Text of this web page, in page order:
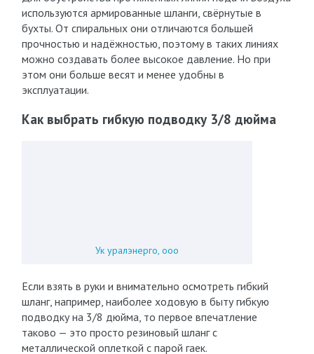
используются армированные шланги, свёрнутые в
бухты. От спиральных они отличаются большей
прочностью и надёжностью, поэтому в таких линиях
можно создавать более высокое давление. Но при
этом они больше весят и менее удобны в
эксплуатации.
Как выбрать гибкую подводку 3/8 дюйма
Ук уралэнерго, ооо
Если взять в руки и внимательно осмотреть гибкий
шланг, например, наиболее ходовую в быту гибкую
подводку на 3/8 дюйма, то первое впечатление
таково — это просто резиновый шланг с
металлической оплеткой с парой гаек.